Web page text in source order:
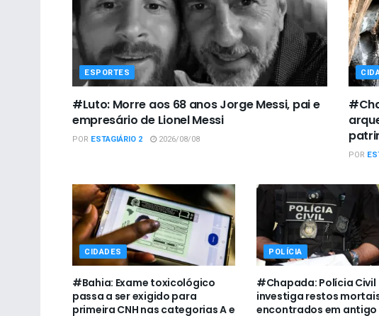
ESPORTES
#Luto: Morre aos 68 anos Jorge Messi, pai e
empresário de Lionel Messi
POR ESTAGIÁRIO 2 2026/08/08
POR
CIDADES
#Bahia: Exame toxicológico
passa a ser exigido para
primeira CNH nas categorias A e
POLÍCIA
#Chapada: Polícia Civil
investiga restos
encontrados em antigo